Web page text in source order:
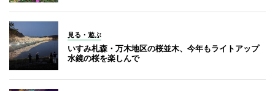
見る・遊ぶ
いすみ札森・万木地区の桜並木、今年もライトアップ
水鏡の桜を楽しんで